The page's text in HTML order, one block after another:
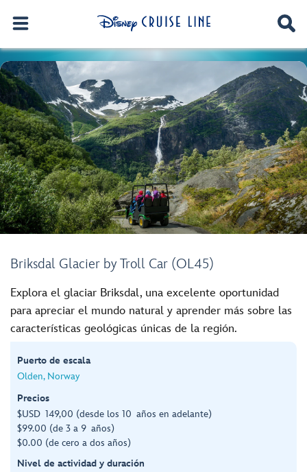
Briksdal Glacier by Troll Car (OL45)
Explora el glaciar Briksdal, una excelente oportunidad
para apreciar el mundo natural y aprender más sobre las
características geológicas únicas de la región.
Puerto de escala
Olden, Norway
Precios
$USD 149,00 (desde los 10 años en adelante)
$99.00 (de 3 a 9 años)
$0.00 (de cero a dos años)
Nivel de actividad y duración